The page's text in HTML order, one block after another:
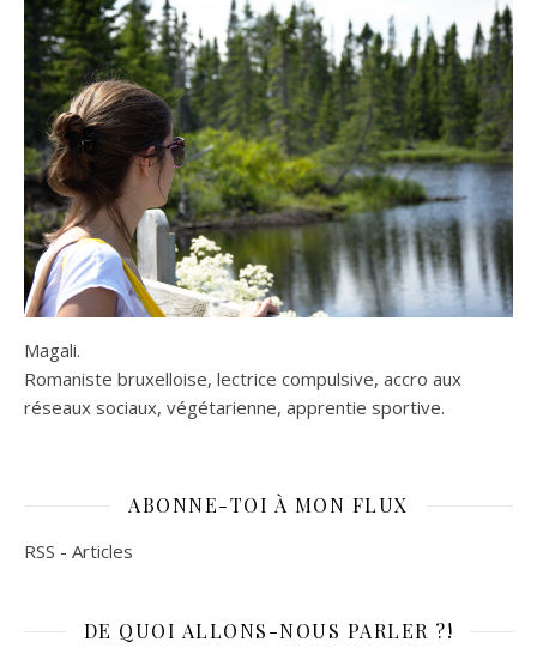
Magali.
Romaniste bruxelloise, lectrice compulsive, accro aux
réseaux sociaux, végétarienne, apprentie sportive.
ABONNE-TOI À MON FLUX
RSS - Articles
DE QUOI ALLONS-NOUS PARLER ?!